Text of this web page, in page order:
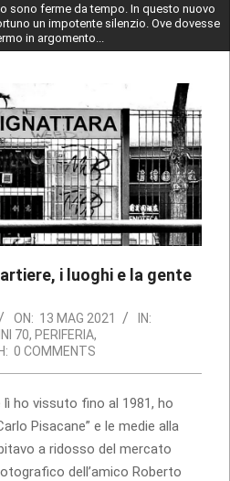
sono ferme da tempo. In questo nuovo
un impotente silenzio. Ove dovesse
in argomento...
i luoghi e la gente
ON: 13 MAG 2021
IN:
70, PERIFERIA,
0 COMMENTS
lì ho vissuto fino al 1981, ho
Pisacane” e le medie alla
a ridosso del mercato
dell’amico Roberto